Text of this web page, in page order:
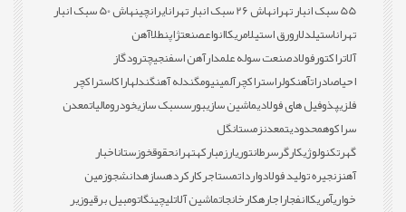
55 سبک انبار تهران
هاش 26 سبک انبار تهران ایرانچین
هاش 50 سبک انبار
تهراناستیلدلارورق استیلامریکاانواعصنعتژاپنطلاآهن
آلاتراکتورفولادصنعت سوله علمدارآهن اسفنجیچترودگاز
احیاصادراتآهنکولراستراکچرآلمینیومگندله آهنگندلهاراکاستراکچر
فلزیپذوفیل های فولادیماشین سازیبورسسبک سازیخودرومالیاتمعدن
سراکوهمحدودیتمعدنزمستانگل
گهرتکنولوژیکارگرسرطانتوریارزمبارکهتهرانحقوقخوزستاناخبار
آهنزنجیره تولید فولادوارداتمستاجرکارکردهسازهدانشجوزمین
خواریآمریکاانفجاراجارهکارخانجاتماشین آلاتلیچینگاتومبیل برقیوزیر